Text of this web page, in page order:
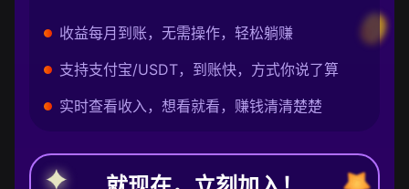
收益每月到账，无需操作，轻松躺赚
支持支付宝/USDT，到账快，方式你说了算
实时查看收入，想看就看，赚钱清清楚楚